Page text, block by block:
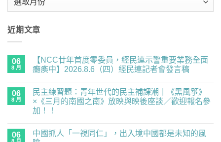
近期文章
06
8 月
【NCC廿年首度零委員，經民連示警重要業務全面
癱瘓中】2026.8.6（四）經民連記者會發言稿
廿
首
度
員，
經
留
言
06
8 月
民主練習題：青年世代的民主補課潮｜《黑風箏》
×《三月的南國之南》放映與映後座談／歡迎報名參
加！！
主
練
留
言
06
中國抓人「一視同仁」，出入境中國都是未知的風